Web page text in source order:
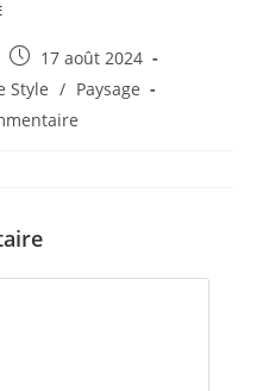
17 août 2024
Style / Paysage